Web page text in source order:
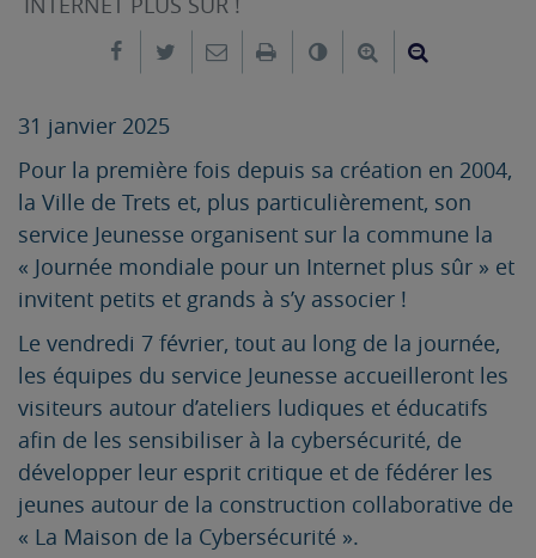
Partager sur Facebook
Partager sur Twitter
Envoyer par e-mail
ImprimerChanger leAgrandir le
31 janvier 2025
Pour la première fois depuis sa création en 2004,
la Ville de Trets et, plus particulièrement, son
service Jeunesse organisent sur la commune la
« Journée mondiale pour un Internet plus sûr » et
invitent petits et grands à s’y associer !
Le vendredi 7 février, tout au long de la journée,
les équipes du service Jeunesse accueilleront les
visiteurs autour d’ateliers ludiques et éducatifs
afin de les sensibiliser à la cybersécurité, de
développer leur esprit critique et de fédérer les
jeunes autour de la construction collaborative de
« La Maison de la Cybersécurité ».